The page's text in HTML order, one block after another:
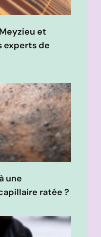
et
experts de
une
ratée ?